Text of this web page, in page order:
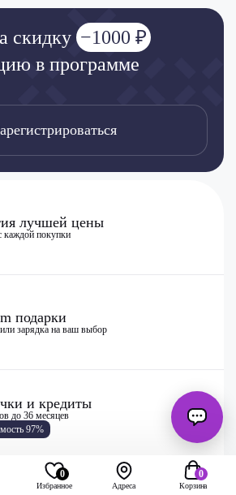
скидку −1000 ₽
в программе
лучшей цены
каждой покупки
подарки
зарядка на ваш выбор
и кредиты
до 36 месяцев
97%
0
Избранное Адреса
0
Корзина